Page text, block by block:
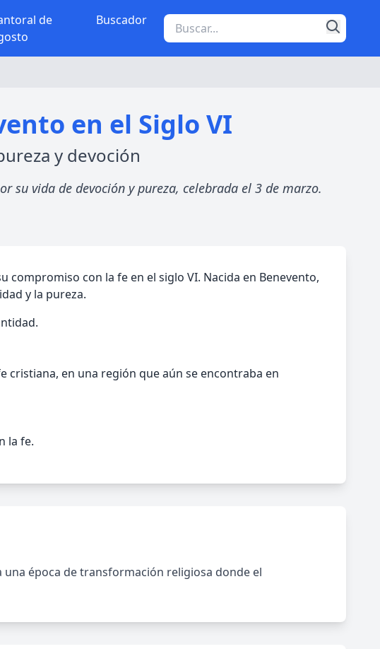
de
Buscador
en el Siglo VI
y devoción
su vida de devoción y pureza, celebrada el 3 de marzo.
con la fe en el siglo VI. Nacida en Benevento,
y la pureza.
cristiana, en una región que aún se encontraba en
la fe.
una época de transformación religiosa donde el